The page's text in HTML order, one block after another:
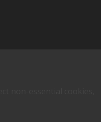
non-essential cookies,